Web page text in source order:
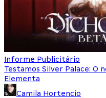
Informe Publicitário
Testamos Silver Palace: O
Elementa
Camila Hortencio